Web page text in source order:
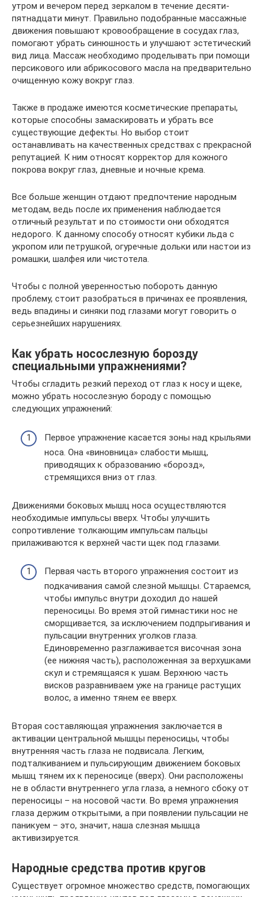
утром и вечером перед зеркалом в течение десяти-
пятнадцати минут. Правильно подобранные массажные
движения повышают кровообращение в сосудах глаз,
помогают убрать синюшность и улучшают эстетический
вид лица. Массаж необходимо проделывать при помощи
персикового или абрикосового масла на предварительно
очищенную кожу вокруг глаз.
Также в продаже имеются косметические препараты,
которые способны замаскировать и убрать все
существующие дефекты. Но выбор стоит
останавливать на качественных средствах с прекрасной
репутацией. К ним относят корректор для кожного
покрова вокруг глаз, дневные и ночные крема.
Все больше женщин отдают предпочтение народным
методам, ведь после их применения наблюдается
отличный результат и по стоимости они обходятся
недорого. К данному способу относят кубики льда с
укропом или петрушкой, огуречные дольки или настои из
ромашки, шалфея или чистотела.
Чтобы с полной уверенностью побороть данную
проблему, стоит разобраться в причинах ее проявления,
ведь впадины и синяки под глазами могут говорить о
серьезнейших нарушениях.
Как убрать носослезную борозду
специальными упражнениями?
Чтобы сгладить резкий переход от глаз к носу и щеке,
можно убрать носослезную бороду с помощью
следующих упражнений:
Первое упражнение касается зоны над крыльями
носа. Она «виновница» слабости мышц,
приводящих к образованию «борозд»,
стремящихся вниз от глаз.
Движениями боковых мышц носа осуществляются
необходимые импульсы вверх. Чтобы улучшить
сопротивление толкающим импульсам пальцы
прилаживаются к верхней части щек под глазами.
Первая часть второго упражнения состоит из
подкачивания самой слезной мышцы. Стараемся,
чтобы импульс внутри доходил до нашей
переносицы. Во время этой гимнастики нос не
сморщивается, за исключением подпрыгивания и
пульсации внутренних уголков глаза.
Единовременно разглаживается височная зона
(ее нижняя часть), расположенная за верхушками
скул и стремящаяся к ушам. Верхнюю часть
висков разравниваем уже на границе растущих
волос, а именно тянем ее вверх.
Вторая составляющая упражнения заключается в
активации центральной мышцы переносицы, чтобы
внутренняя часть глаза не подвисала. Легким,
подталкиванием и пульсирующим движением боковых
мышц тянем их к переносице (вверх). Они расположены
не в области внутреннего угла глаза, а немного сбоку от
переносицы – на носовой части. Во время упражнения
глаза держим открытыми, а при появлении пульсации не
паникуем – это, значит, наша слезная мышца
активизируется.
Народные средства против кругов
Существует огромное множество средств, помогающих